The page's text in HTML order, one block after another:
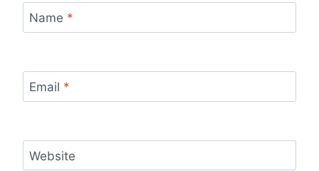
Name *
Email *
Website